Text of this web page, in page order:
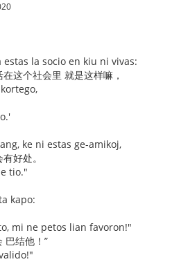
la socio en kiu ni vivas:
这个社会里 就是这样嘛，
ke ni estas ge-amikoj,
好处。
tio."
kapo:
mi ne petos lian favoron!"
巴结他！”